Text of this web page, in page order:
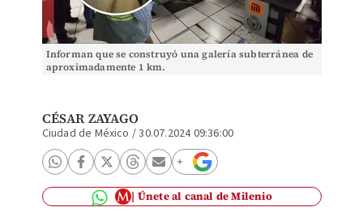
Informan que se construyó una galería subterránea de
aproximadamente 1 km.
CÉSAR ZAYAGO
Ciudad de México /30.07.2024 09:36:00
Únete al canal de Milenio